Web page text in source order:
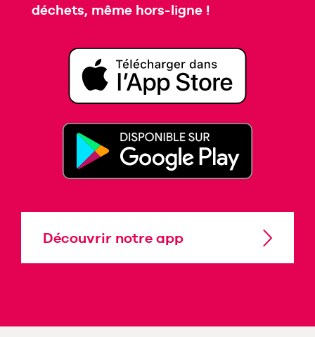
déchets, même hors-ligne !
Découvrir notre app